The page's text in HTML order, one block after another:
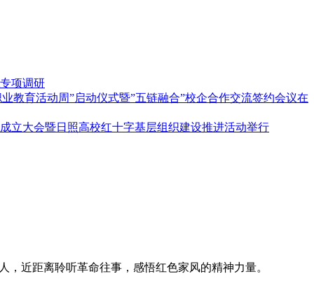
项调研
业教育活动周”启动仪式暨”五链融合”校企合作交流签约会议在
立大会暨日照高校红十字基层组织建设推进活动举行
近距离聆听革命往事，感悟红色家风的精神力量。